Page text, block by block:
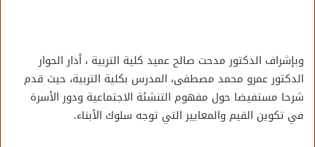
وبإشراف الدكتور مدحت صالح عميد كلية التربية ، أدار الحوار
الدكتور عمرو محمد مصطفى، المدرس بكلية التربية، حيث قدم
شرحا مستفيضا حول مفهوم التنشئة الاجتماعية ودور الأسرة
في تكوين القيم والمعايير التي توجه سلوك الأبناء.